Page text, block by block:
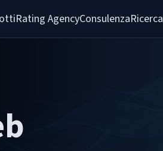
Rating AgencyConsulenza